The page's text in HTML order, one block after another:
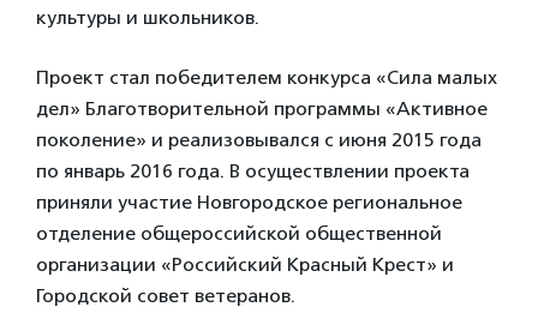
культуры и школьников.
Проект стал победителем конкурса «Сила малых
дел» Благотворительной программы «Активное
поколение» и реализовывался с июня 2015 года
по январь 2016 года. В осуществлении проекта
приняли участие Новгородское региональное
отделение общероссийской общественной
организации «Российский Красный Крест» и
Городской совет ветеранов.